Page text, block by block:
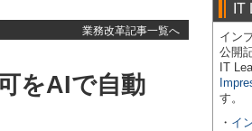
業務改革記事一覧へ
をAIで自動
IT
イン
公開
IT
す。
・ イ